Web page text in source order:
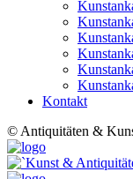
Kontakt
© Antiquitäten &